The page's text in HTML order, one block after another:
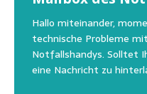
Hallo miteinander,
technische Probleme
Notfallshandys. Solltet
eine Nachricht zu
Aus aktuellem Anlass
Tierschutzinitiative
den letzten 20 Jahren,
oder[…]
Wir bitten um
Sommerfest das
geschlossen bleibt.Viele
emotionalen Stress bei
uns am Besten
die gesteigerten Kosten
und[…]